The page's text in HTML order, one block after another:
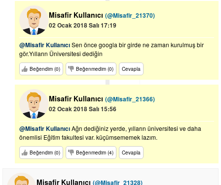
Misafir Kullanıcı (@Misafir_21370)
02 Ocak 2018 Salı 17:19
@Misafir KullanıcıSen önce googla bir girde ne zaman kurulmuş bir
gör.Yılların Üniversitesi dediğin
Beğendim (0) Beğenmedim (0) Cevapla
Misafir Kullanıcı (@Misafir_21366)
02 Ocak 2018 Salı 15:56
@Misafir KullanıcıAğrı dediğiniz yerde, yılların üniversitesi ve daha
önemlisi Eğitim fakultesi var. küçümsememek lazım.
Beğendim (0) Beğenmedim (4) Cevapla
Misafir Kullanıcı (@Misafir_21328)